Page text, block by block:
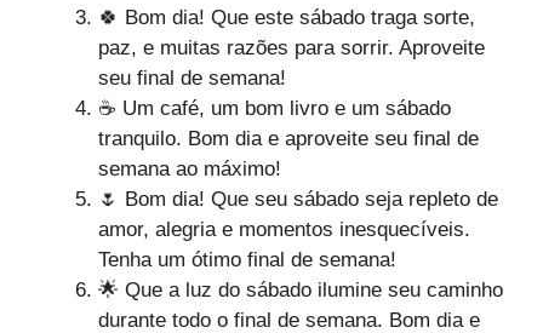
🍀 Bom dia! Que este sábado traga sorte,
paz, e muitas razões para sorrir. Aproveite
seu final de semana!
☕ Um café, um bom livro e um sábado
tranquilo. Bom dia e aproveite seu final de
semana ao máximo!
🌷 Bom dia! Que seu sábado seja repleto de
amor, alegria e momentos inesquecíveis.
Tenha um ótimo final de semana!
🌟 Que a luz do sábado ilumine seu caminho
durante todo o final de semana. Bom dia e